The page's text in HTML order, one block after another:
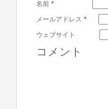
名前 *
メールアドレス *
ウェブサイト
コメント